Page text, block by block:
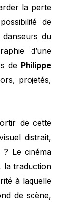
la perte
de
du
d’une
de Philippe
projetés,
de cette
distrait,
Le cinéma
la traduction
à laquelle
de scène,